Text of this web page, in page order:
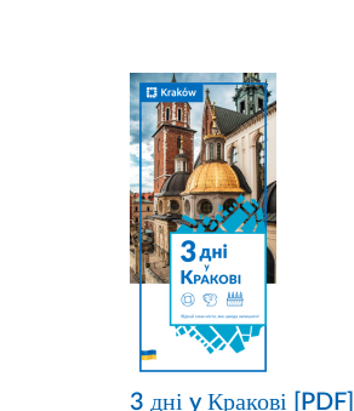
3 дні y Кракові [PDF]